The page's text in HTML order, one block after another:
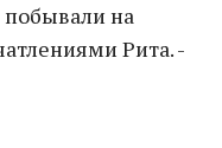
на
Рита. -